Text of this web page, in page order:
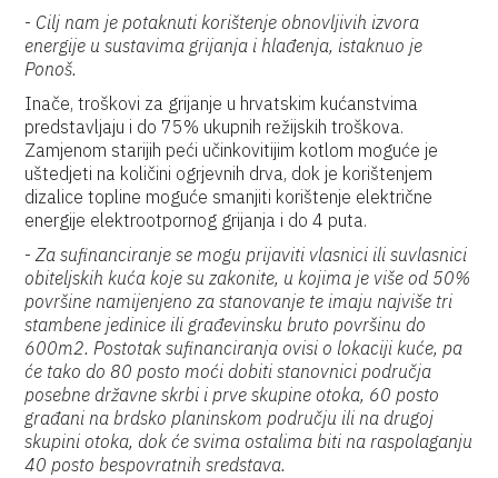
- Cilj nam je potaknuti korištenje obnovljivih izvora
energije u sustavima grijanja i hlađenja, istaknuo je
Ponoš.
Inače, troškovi za grijanje u hrvatskim kućanstvima
predstavljaju i do 75% ukupnih režijskih troškova.
Zamjenom starijih peći učinkovitijim kotlom moguće je
uštedjeti na količini ogrjevnih drva, dok je korištenjem
dizalice topline moguće smanjiti korištenje električne
energije elektrootpornog grijanja i do 4 puta.
- Za sufinanciranje se mogu prijaviti vlasnici ili suvlasnici
obiteljskih kuća koje su zakonite, u kojima je više od 50%
površine namijenjeno za stanovanje te imaju najviše tri
stambene jedinice ili građevinsku bruto površinu do
600m2. Postotak sufinanciranja ovisi o lokaciji kuće, pa
će tako do 80 posto moći dobiti stanovnici područja
posebne državne skrbi i prve skupine otoka, 60 posto
građani na brdsko planinskom području ili na drugoj
skupini otoka, dok će svima ostalima biti na raspolaganju
40 posto bespovratnih sredstava.